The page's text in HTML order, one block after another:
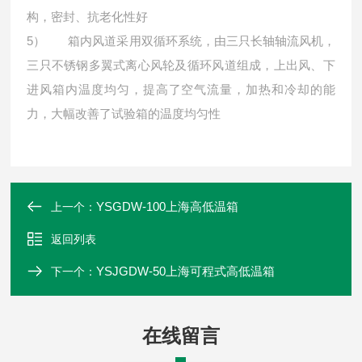
构，密封、抗老化性好
5）
箱内风道采用双循环系统，由三只长轴轴流风机，
三只不锈钢多翼式离心风轮及循环风道组成，上出风、下
进风箱内温度均匀，提高了空气流量，加热和冷却的能
力，大幅改善了试验箱的温度均匀性
上一个：YSGDW-100上海高低温箱
返回列表
下一个：YSJGDW-50上海可程式高低温箱
在线留言